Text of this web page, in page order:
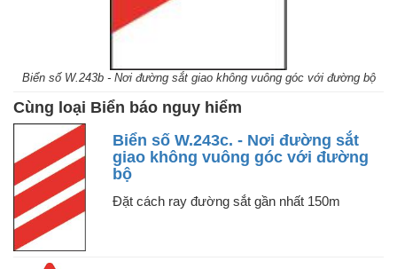
Biển số W.243b - Nơi đường sắt giao không vuông góc với đường bộ
Cùng loại Biển báo nguy hiểm
Biển số W.243c. - Nơi đường sắt
giao không vuông góc với đường
bộ
Đặt cách ray đường sắt gần nhất 150m